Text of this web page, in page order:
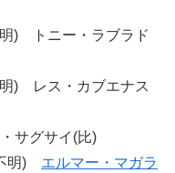
) トニー・ラブラド
) レス・カブエナス
サグサイ(比)
明) エルマー・マガラ